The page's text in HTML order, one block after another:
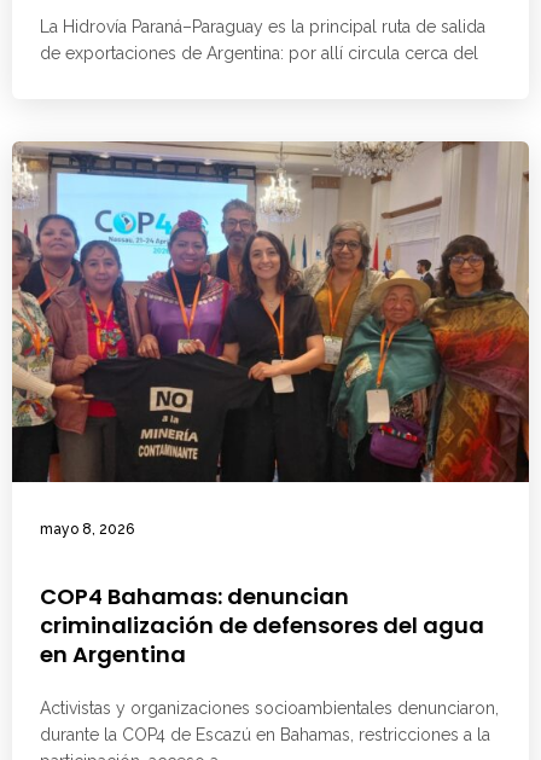
La Hidrovía Paraná–Paraguay es la principal ruta de salida
de exportaciones de Argentina: por allí circula cerca del
mayo 8, 2026
COP4 Bahamas: denuncian
criminalización de defensores del agua
en Argentina
Activistas y organizaciones socioambientales denunciaron,
durante la COP4 de Escazú en Bahamas, restricciones a la